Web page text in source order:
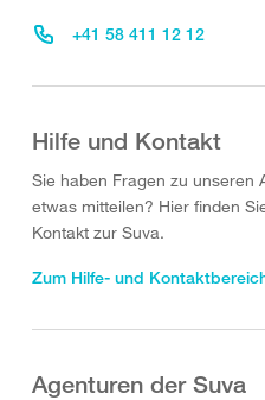
+41 58 411 12 12
Hilfe und Kontakt
Sie haben Fragen zu unseren
etwas mitteilen? Hier finden
Kontakt zur Suva.
Zum Hilfe- und
Agenturen der Suva